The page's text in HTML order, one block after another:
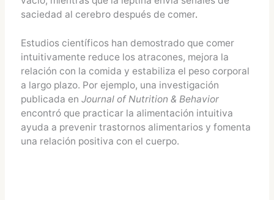
saciedad al cerebro después de comer.
Estudios científicos han demostrado que comer
intuitivamente reduce los atracones, mejora la
relación con la comida y estabiliza el peso corporal
a largo plazo. Por ejemplo, una investigación
publicada en Journal of Nutrition & Behavior
encontró que practicar la alimentación intuitiva
ayuda a prevenir trastornos alimentarios y fomenta
una relación positiva con el cuerpo.